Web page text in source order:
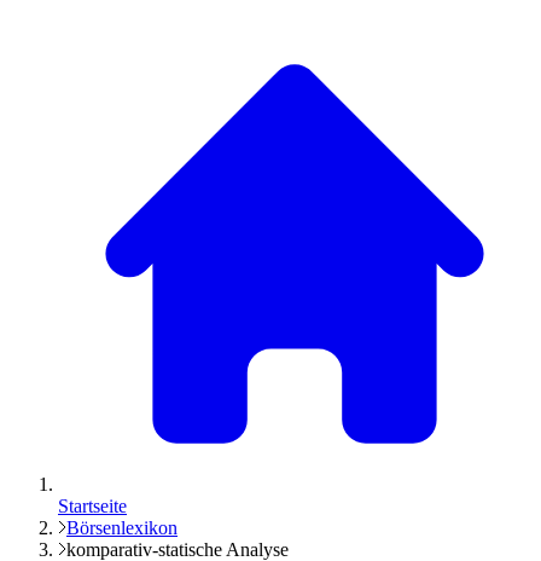
Startseite
Börsenlexikon
komparativ-statische Analyse